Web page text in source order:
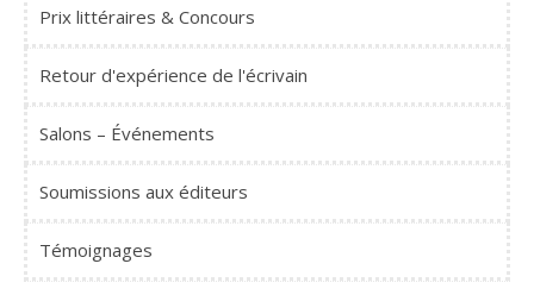
Prix littéraires & Concours
Retour d'expérience de l'écrivain
Salons – Événements
Soumissions aux éditeurs
Témoignages